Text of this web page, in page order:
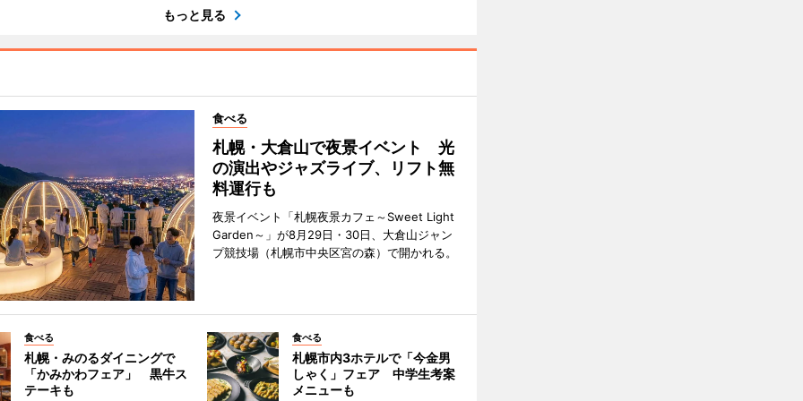
もっと見る
食べる
札幌・大倉山で夜景イベント 光
の演出やジャズライブ、リフト無
料運行も
夜景イベント「札幌夜景カフェ～Sweet Light
Garden～」が8月29日・30日、大倉山ジャン
プ競技場（札幌市中央区宮の森）で開かれる。
食べる
札幌・みのるダイニングで
「かみかわフェア」 黒牛ス
テーキも
食べる
札幌市内3ホテルで「今金男
しゃく」フェア 中学生考案
メニューも